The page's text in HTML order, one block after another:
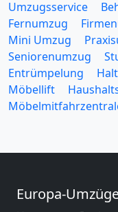
Umzugsservice
Fernumzug
Mini Umzug
Seniorenumzug
Entrümpelung
Möbellift
Europa-